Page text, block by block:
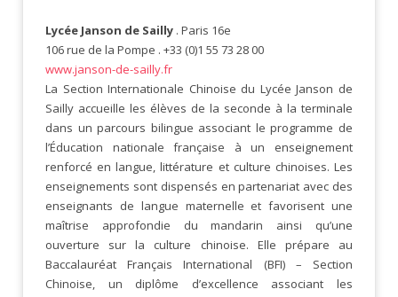
Lycée Janson de Sailly . Paris 16e
106 rue de la Pompe . +33 (0)1 55 73 28 00
www.janson-de-sailly.fr
La Section Internationale Chinoise du Lycée Janson de
Sailly accueille les élèves de la seconde à la terminale
dans un parcours bilingue associant le programme de
l’Éducation nationale française à un enseignement
renforcé en langue, littérature et culture chinoises. Les
enseignements sont dispensés en partenariat avec des
enseignants de langue maternelle et favorisent une
maîtrise approfondie du mandarin ainsi qu’une
ouverture sur la culture chinoise. Elle prépare au
Baccalauréat Français International (BFI) – Section
Chinoise, un diplôme d’excellence associant les